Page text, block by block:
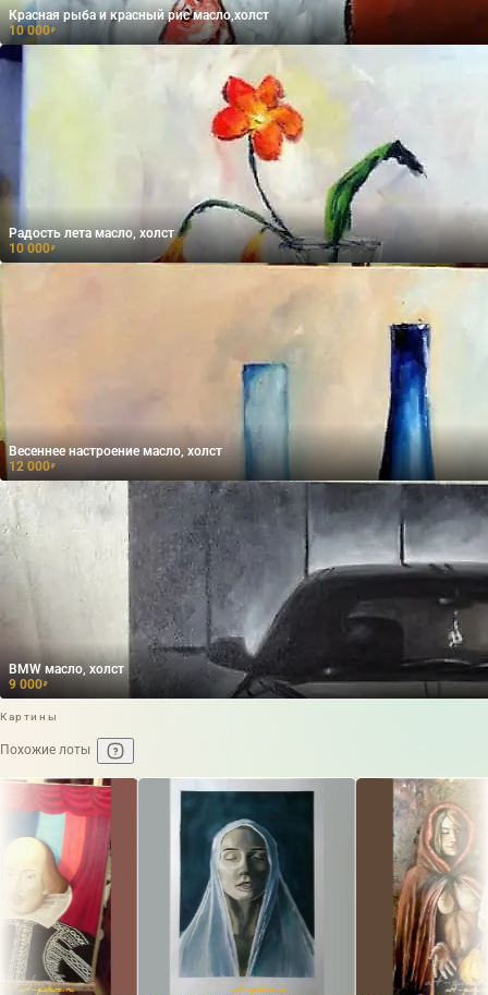
Красная рыба и красный рис масло,холст
10 000₽
Радость лета масло, холст
10 000₽
Весеннее настроение масло, холст
12 000₽
BMW масло, холст
9 000₽
Картины
Похожие лоты